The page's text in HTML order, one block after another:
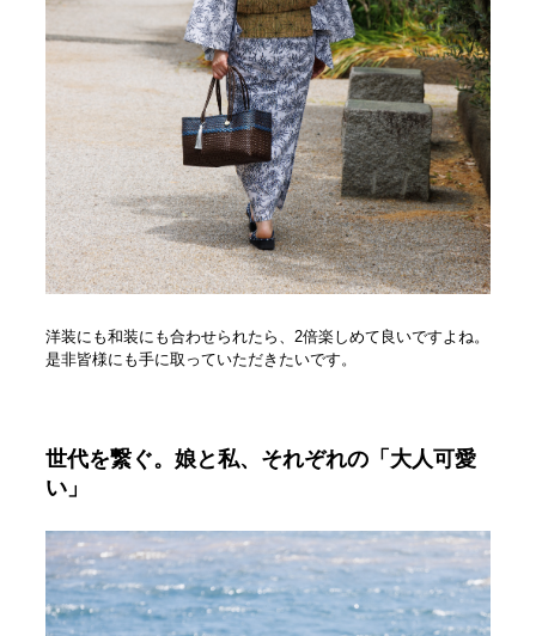
洋装にも和装にも合わせられたら、2倍楽しめて良いですよね。
是非皆様にも手に取っていただきたいです。
世代を繋ぐ。娘と私、それぞれの「大人可愛
い」